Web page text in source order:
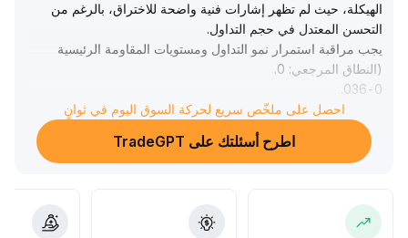
الهيكلة، حيث لم تظهر إشارات فنية واضحة للاختراق، بالرغم من
التحسن المعتدل في حجم التداول.
يجب مراقبة استمرار نمو التداول ومستويات المقاومة الرئيسية
(النطاق المرجعي: 0
.
036-0
على المدى المتوسط والطويل، يستفيد المشروع من زخم السوق
الصاعد والتحسينات في النظام البيئي للبروتوكول، ويوجد دعم
(0
.
032-0
احصل على ملخّص سريع لحركة السوق اليوم في ثوانٍ
اطرح أسئلتك على TradeGPT